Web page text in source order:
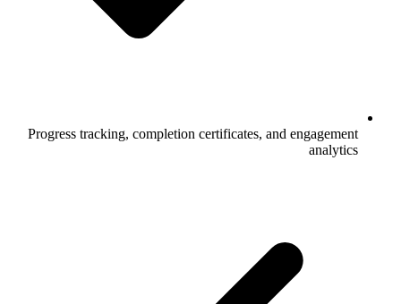
Progress tracking, completion certificates, and engagement
analytics